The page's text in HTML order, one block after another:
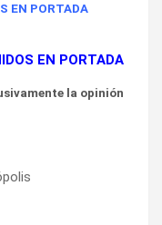
EN PORTADA
EN PORTADA
la opinión